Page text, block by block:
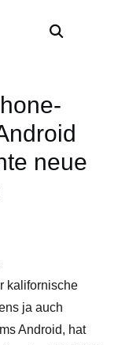
neue
kalifornische
ja auch
Android, hat